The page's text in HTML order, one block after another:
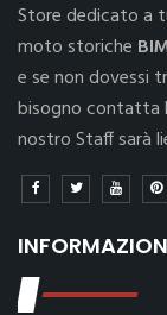
Store dedicato a
moto storiche
e se non dovessi
bisogno contatta
nostro Staff sarà